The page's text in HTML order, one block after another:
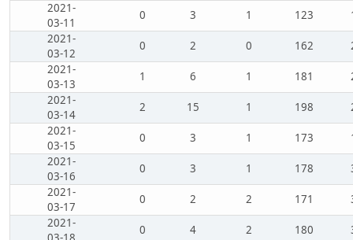
2021-
03-11
0 3 1 123
2021-
03-12
0 2 0 162
2021-
03-13
1 6 1 181
2021-
03-14
2 15 1 198
2021-
03-15
0 3 1 173
2021-
03-16
0 3 1 178
2021-
03-17
0 2 2 171
2021-
0 4 2 180